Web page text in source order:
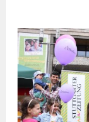
Inhalt